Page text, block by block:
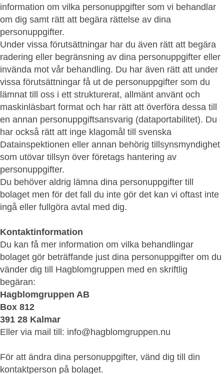
information om vilka personuppgifter som vi behandlar
om dig samt rätt att begära rättelse av dina
personuppgifter.
Under vissa förutsättningar har du även rätt att begära
radering eller begränsning av dina personuppgifter eller
invända mot vår behandling. Du har även rätt att under
vissa förutsättningar få ut de personuppgifter som du
lämnat till oss i ett strukturerat, allmänt använt och
maskinläsbart format och har rätt att överföra dessa till
en annan personuppgiftsansvarig (dataportabilitet). Du
har också rätt att inge klagomål till svenska
Datainspektionen eller annan behörig tillsynsmyndighet
som utövar tillsyn över företags hantering av
personuppgifter.
Du behöver aldrig lämna dina personuppgifter till
bolaget men för det fall du inte gör det kan vi oftast inte
ingå eller fullgöra avtal med dig.
Kontaktinformation
Du kan få mer information om vilka behandlingar
bolaget gör beträffande just dina personuppgifter om du
vänder dig till Hagblomgruppen med en skriftlig
begäran:
Hagblomgruppen AB
Box 812
391 28 Kalmar
Eller via mail till: info@hagblomgruppen.nu
För att ändra dina personuppgifter, vänd dig till din
kontaktperson på bolaget.